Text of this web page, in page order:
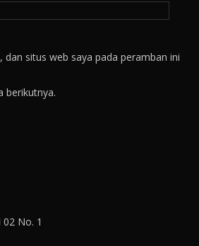
dan situs web saya pada peramban ini
berikutnya.
02 No. 1